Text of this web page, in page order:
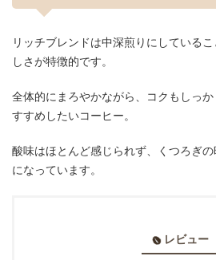
リッチブレンドは中深煎りにしている
しさが特徴的です。
全体的にまろやかながら、コクもしっ
すすめしたいコーヒー。
酸味はほとんど感じられず、くつろぎ
になっています。
レビュー